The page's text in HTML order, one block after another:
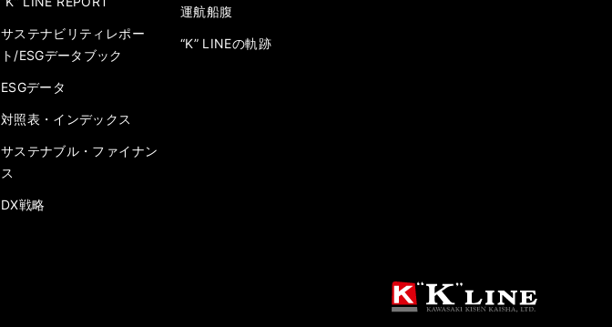
サステナビリティレポー
ト/ESGデータブック
ESGデータ
対照表・インデックス
サステナブル・ファイナン
ス
DX戦略
運航船腹
“K” LINEの軌跡